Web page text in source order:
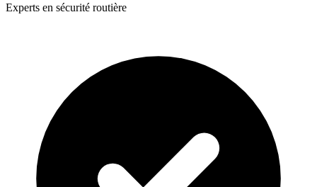
Experts en sécurité routière